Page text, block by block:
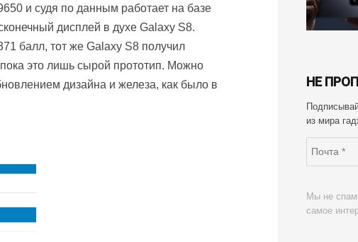
и судя по данным работает на базе
дисплей в духе Galaxy S8.
балл, тот же Galaxy S8 получил
это лишь сырой прототип. Можно
дизайна и железа, как было в
НЕ
из мира
Мы не
самое